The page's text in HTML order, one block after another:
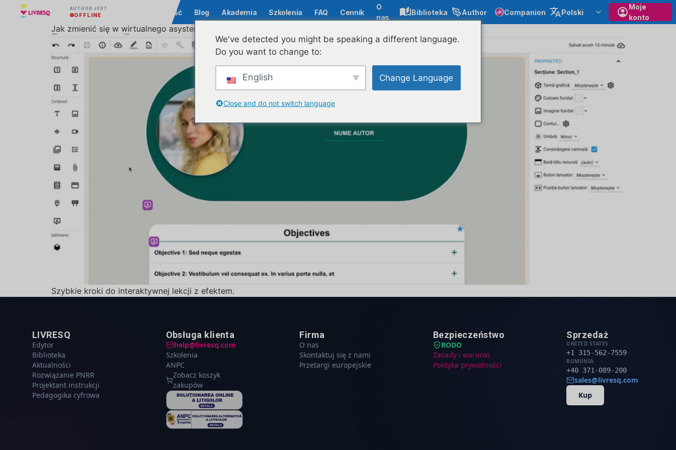
AUTHOR JEST
OFFLINE Społeczność Blog Akademia Szkolenia FAQ Cennik
O
nas
Biblioteka Author Companion Polski
Moje
konto
Jak zmienić się w wirtualnego asystenta podczas interaktywnej lekcji?
Szybkie kroki do interaktywnej lekcji z efektem.
LIVRESQ
Edytor
Biblioteka
Aktualności
Rozwiązanie PNRR
Projektant instrukcji
Pedagogika cyfrowa
Obsługa klienta
help@livresq.com
Szkolenia
ANPC
Zobacz koszyk
zakupów
Firma
O nas
Skontaktuj się z nami
Przetargi europejskie
Bezpieczeństwo
RODO
Zasady i warunki
Polityka prywatności
Sprzedaż
UNITED STATES
+1 315-562-7559
RUMUNIA
+40 371-089-200
sales@livresq.com
Kup
We've detected you might be speaking a different language.
Do you want to change to:
English Change Language
Close and do not switch language